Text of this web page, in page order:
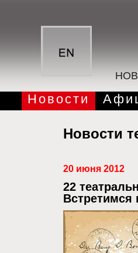
Новости
Новости
20 июня 2012
22
Встретимся